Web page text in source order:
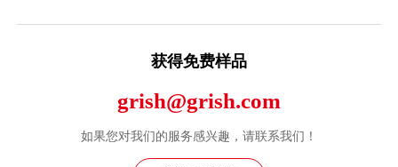
获得免费样品
grish@grish.com
如果您对我们的服务感兴趣，请联系我们！